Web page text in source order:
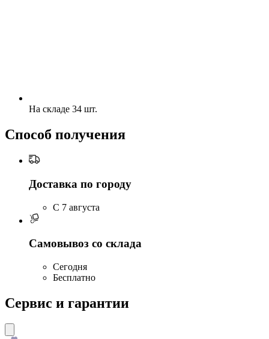
На складе 34 шт.
Способ получения
Доставка по городу
C 7 августа
Самовывоз со склада
Сегодня
Бесплатно
Сервис и гарантии